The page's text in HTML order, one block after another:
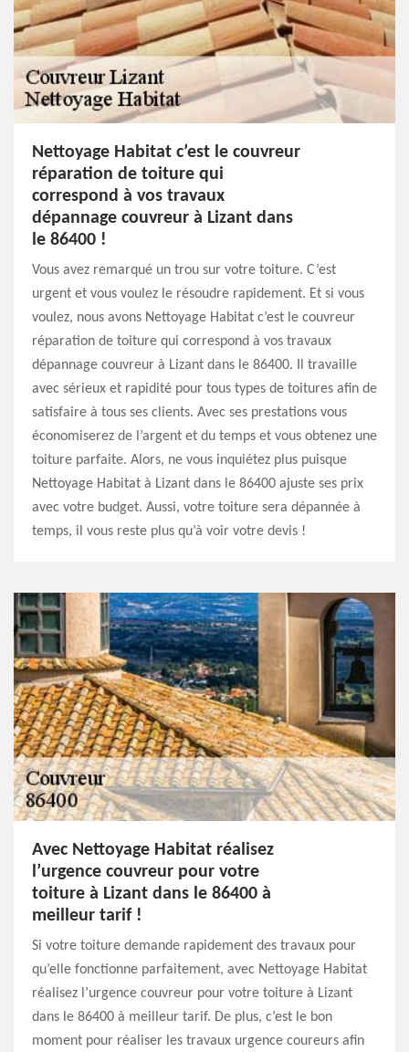
Nettoyage Habitat c’est le couvreur
réparation de toiture qui
correspond à vos travaux
dépannage couvreur à Lizant dans
le 86400 !
Vous avez remarqué un trou sur votre toiture. C’est
urgent et vous voulez le résoudre rapidement. Et si vous
voulez, nous avons Nettoyage Habitat c’est le couvreur
réparation de toiture qui correspond à vos travaux
dépannage couvreur à Lizant dans le 86400. Il travaille
avec sérieux et rapidité pour tous types de toitures afin de
satisfaire à tous ses clients. Avec ses prestations vous
économiserez de l’argent et du temps et vous obtenez une
toiture parfaite. Alors, ne vous inquiétez plus puisque
Nettoyage Habitat à Lizant dans le 86400 ajuste ses prix
avec votre budget. Aussi, votre toiture sera dépannée à
temps, il vous reste plus qu’à voir votre devis !
Avec Nettoyage Habitat réalisez
l’urgence couvreur pour votre
toiture à Lizant dans le 86400 à
meilleur tarif !
Si votre toiture demande rapidement des travaux pour
qu’elle fonctionne parfaitement, avec Nettoyage Habitat
réalisez l’urgence couvreur pour votre toiture à Lizant
dans le 86400 à meilleur tarif. De plus, c’est le bon
moment pour réaliser les travaux urgence coureurs afin